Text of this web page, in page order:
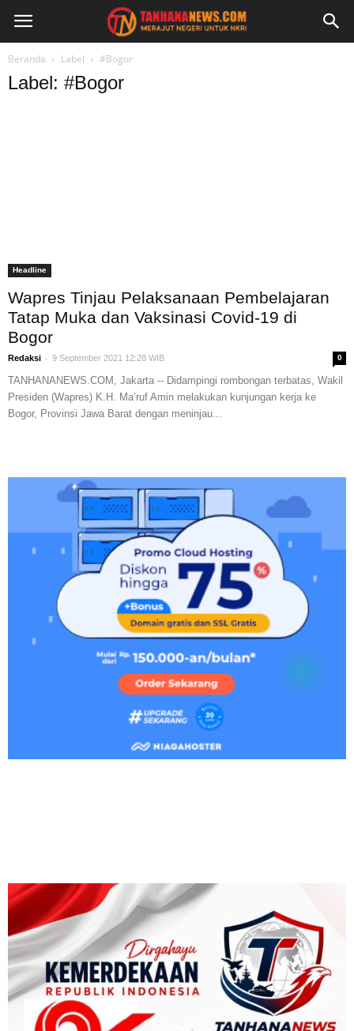
Beranda Label #Bogor
Label: #Bogor
Headline
Wapres Tinjau Pelaksanaan Pembelajaran
Tatap Muka dan Vaksinasi Covid-19 di
Bogor
Redaksi - 9 September 2021 12:28 WIB 0
TANHANANEWS.COM, Jakarta -- Didampingi rombongan terbatas, Wakil
Presiden (Wapres) K.H. Ma’ruf Amin melakukan kunjungan kerja ke
Bogor, Provinsi Jawa Barat dengan meninjau...